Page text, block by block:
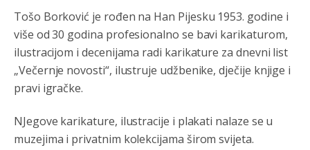
Tošo Borković je rođen na Han Pijesku 1953. godine i
više od 30 godina profesionalno se bavi karikaturom,
ilustracijom i decenijama radi karikature za dnevni list
„Večernje novosti“, ilustruje udžbenike, dječije knjige i
pravi igračke.
NJegove karikature, ilustracije i plakati nalaze se u
muzejima i privatnim kolekcijama širom svijeta.
Анонимно2810587 8/7/2026 11:24
bogate!?
Анонимно2810587
Анонимно2811968 8/7/2026 11:38